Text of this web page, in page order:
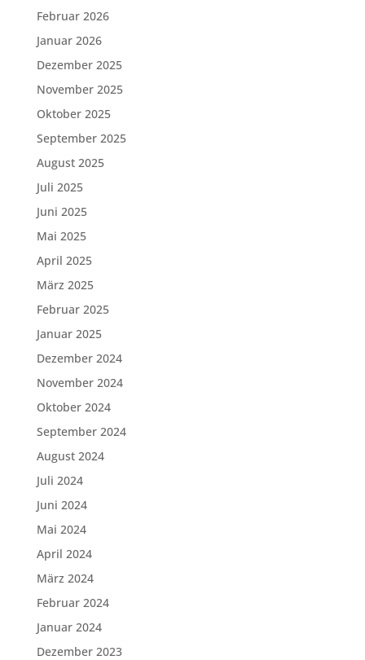
Februar 2026
Januar 2026
Dezember 2025
November 2025
Oktober 2025
September 2025
August 2025
Juli 2025
Juni 2025
Mai 2025
April 2025
März 2025
Februar 2025
Januar 2025
Dezember 2024
November 2024
Oktober 2024
September 2024
August 2024
Juli 2024
Juni 2024
Mai 2024
April 2024
März 2024
Februar 2024
Januar 2024
Dezember 2023